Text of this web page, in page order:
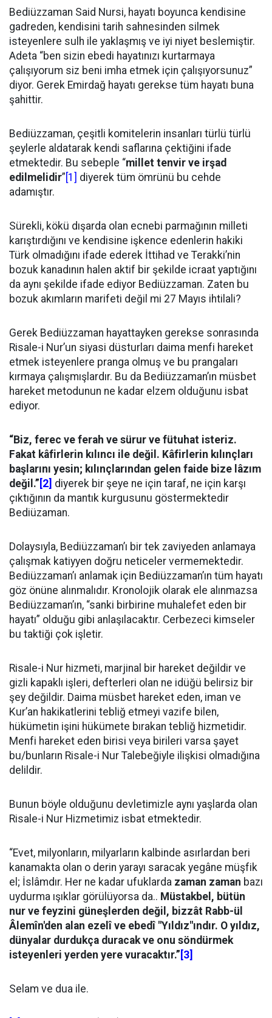
Bediüzzaman Said Nursi, hayatı boyunca kendisine
gadreden, kendisini tarih sahnesinden silmek
isteyenlere sulh ile yaklaşmış ve iyi niyet beslemiştir.
Adeta “ben sizin ebedi hayatınızı kurtarmaya
çalışıyorum siz beni imha etmek için çalışıyorsunuz”
diyor. Gerek Emirdağ hayatı gerekse tüm hayatı buna
şahittir.
Bediüzzaman, çeşitli komitelerin insanları türlü türlü
şeylerle aldatarak kendi saflarına çektiğini ifade
etmektedir. Bu sebeple “millet tenvir ve irşad
edilmelidir” [1]
diyerek tüm ömrünü bu cehde
adamıştır.
Sürekli, kökü dışarda olan ecnebi parmağının milleti
karıştırdığını ve kendisine işkence edenlerin hakiki
Türk olmadığını ifade ederek İttihad ve Terakki’nin
bozuk kanadının halen aktif bir şekilde icraat yaptığını
da aynı şekilde ifade ediyor Bediüzzaman. Zaten bu
bozuk akımların marifeti değil mi 27 Mayıs ihtilali?
Gerek Bediüzzaman hayattayken gerekse sonrasında
Risale-i Nur’un siyasi düsturları daima menfi hareket
etmek isteyenlere pranga olmuş ve bu prangaları
kırmaya çalışmışlardır. Bu da Bediüzzaman’ın müsbet
hareket metodunun ne kadar elzem olduğunu isbat
ediyor.
“Biz, ferec ve ferah ve sürur ve fütuhat isteriz.
Fakat kâfirlerin kılıncı ile değil. Kâfirlerin kılınçları
başlarını yesin; kılınçlarından gelen faide bize lâzım
değil.” [2] diyerek bir şeye ne için taraf, ne için karşı
çıktığının da mantık kurgusunu göstermektedir
Bediüzaman.
Dolaysıyla, Bediüzzaman’ı bir tek zaviyeden anlamaya
çalışmak katiyyen doğru neticeler vermemektedir.
Bediüzzaman’ı anlamak için Bediüzzaman’ın tüm hayatı
göz önüne alınmalıdır. Kronolojik olarak ele alınmazsa
Bediüzzaman’ın, “sanki birbirine muhalefet eden bir
hayatı” olduğu gibi anlaşılacaktır. Cerbezeci kimseler
bu taktiği çok işletir.
Risale-i Nur hizmeti, marjinal bir hareket değildir ve
gizli kapaklı işleri, defterleri olan ne idüğü belirsiz bir
şey değildir. Daima müsbet hareket eden, iman ve
Kur’an hakikatlerini tebliğ etmeyi vazife bilen,
hükümetin işini hükümete bırakan tebliğ hizmetidir.
Menfi hareket eden birisi veya birileri varsa şayet
bu/bunların Risale-i Nur Talebeğiyle ilişkisi olmadığına
delildir.
Bunun böyle olduğunu devletimizle aynı yaşlarda olan
Risale-i Nur Hizmetimiz isbat etmektedir.
“Evet, milyonların, milyarların kalbinde asırlardan beri
kanamakta olan o derin yarayı saracak yegâne müşfik
el; İslâmdır. Her ne kadar ufuklarda zaman zaman bazı
uydurma ışıklar görülüyorsa da.. Müstakbel, bütün
nur ve feyzini güneşlerden değil, bizzât Rabb-ül
Âlemîn'den alan ezelî ve ebedî "Yıldız"ındır. O yıldız,
dünyalar durdukça duracak ve onu söndürmek
isteyenleri yerden yere vuracaktır.” [3]
Selam ve dua ile.